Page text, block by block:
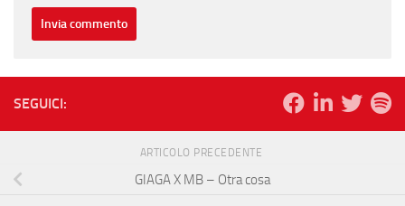
SEGUICI:
ARTICOLO PRECEDENTE
GIAGA X MB – Otra cosa